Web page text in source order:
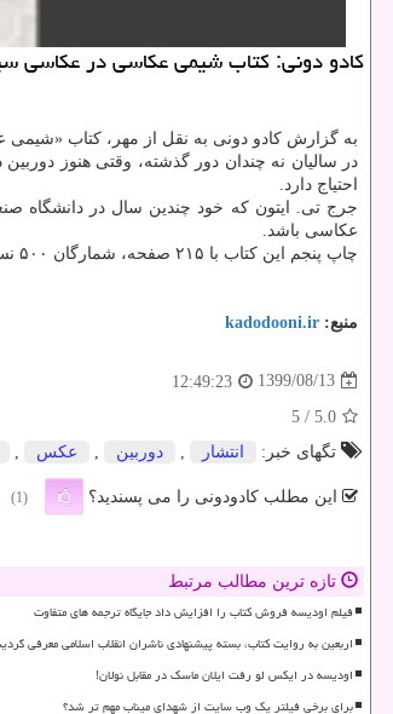
كادو دونی: كتاب شیمی عكاسی در عكاسی
به گزارش کادو دونی به نقل از مهر، کتاب
در سالیان نه چندان دور گذشته، وقتی هنوز
احتیاج دارد.
جرج تی. ایتون که خود چندین سال در دانشگاه
عکاسی باشد.
چاپ پنجم این کتاب با ۲۱۵ صفحه، شمارگان ۵۰۰ نسخه و قیمت ۲۵ هزار تومان عرضه شده است.
منبع: kadodooni.ir
1399/08/13
12:49:23
5.0
/ 5
تگهای خبر:
انتشار , دوربین , عكس ,
این مطلب کادودونی را می پسندید؟ (1)
تازه ترین مطالب مرتبط
فیلم اودیسه فروش کتاب را افزایش داد جایگاه ترجمه های متفاوت
اربعین به روایت کتاب، بسته پیشنهادی ناشران انقلاب اسلامی معرفی
اودیسه در ایکس لو رفت ایلان ماسک در مقابل نولان!
برای برخی فیلتر یک وب سایت از شهدای میناب مهم تر شد؟